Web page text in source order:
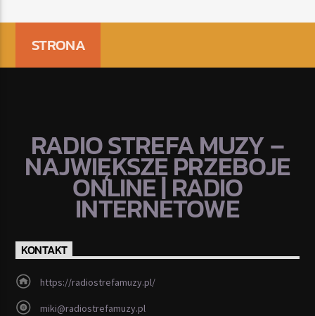
STRONA
RADIO STREFA MUZY –
NAJWIĘKSZE PRZEBOJE
ONLINE | RADIO
INTERNETOWE
KONTAKT
https://radiostrefamuzy.pl/
miki@radiostrefamuzy.pl